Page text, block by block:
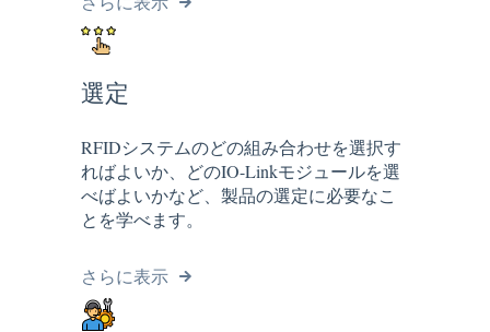
選定
RFIDシステムのどの組み合わせを選択す
ればよいか、どのIO-Linkモジュールを選
べばよいかなど、製品の選定に必要なこ
とを学べます。
さらに表示